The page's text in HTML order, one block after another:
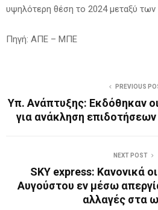
υψηλότερη θέση το 2024 μεταξύ
Πηγή: ΑΠΕ – ΜΠΕ
PREVIOUS
Υπ. Ανάπτυξης: Εκδόθηκαν
για ανάκληση
NEXT POST
SKY express: Κανονικά
Αυγούστου εν μέσω
αλλαγές στα